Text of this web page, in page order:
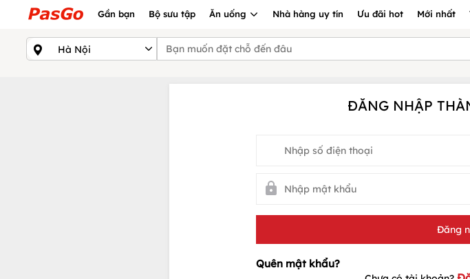
Gần bạn Bộ sưu tập Ăn uống Nhà hàng uy tín Ưu đãi hot Mới nhất
ĐĂNG NHẬP